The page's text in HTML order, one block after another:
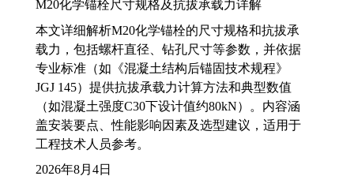
M20化学锚栓尺寸规格及抗拔承载力详解
本文详细解析M20化学锚栓的尺寸规格和抗拔承
载力，包括螺杆直径、钻孔尺寸等参数，并依据
专业标准（如《混凝土结构后锚固技术规程》
JGJ 145）提供抗拔承载力计算方法和典型数值
（如混凝土强度C30下设计值约80kN）。内容涵
盖安装要点、性能影响因素及选型建议，适用于
工程技术人员参考。
2026年8月4日